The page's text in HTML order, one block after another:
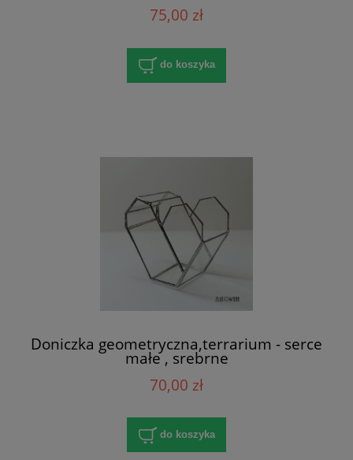
75,00 zł
do koszyka
Doniczka geometryczna,terrarium - serce
małe , srebrne
70,00 zł
do koszyka